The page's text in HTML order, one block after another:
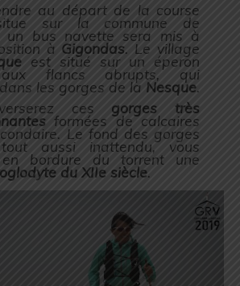
au départ de la course
sur la commune de
un bus navette sera mis à
à Gigondas. Le village
est situé sur un éperon
aux flancs abrupts, qui
les gorges de la Nesque.
ces gorges très
formées de calcaires
Le fond des gorges
aussi inattendu, vous
en bordure du torrent une
du XIIe siècle.